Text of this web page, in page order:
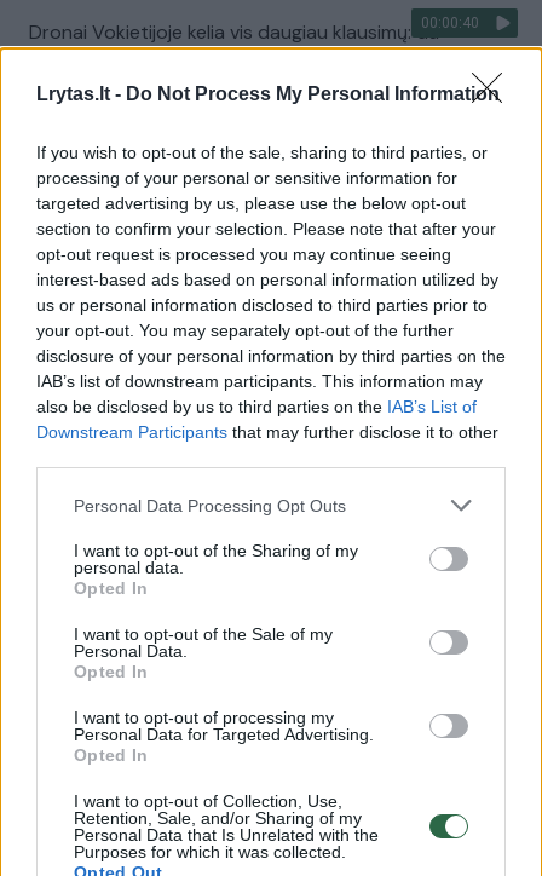
Lrytas.lt - Do Not Process My Personal Information
If you wish to opt-out of the sale, sharing to third parties, or
processing of your personal or sensitive information for
targeted advertising by us, please use the below opt-out
section to confirm your selection. Please note that after your
opt-out request is processed you may continue seeing
interest-based ads based on personal information utilized by
us or personal information disclosed to third parties prior to
your opt-out. You may separately opt-out of the further
disclosure of your personal information by third parties on the
IAB’s list of downstream participants. This information may
also be disclosed by us to third parties on the IAB’s List of
Downstream Participants that may further disclose it to other
Personal Data Processing Opt Outs
I want to opt-out of the Sharing of my
personal data.
Opted In
I want to opt-out of the Sale of my
Personal Data.
Opted In
I want to opt-out of processing my
Personal Data for Targeted Advertising.
Opted In
I want to opt-out of Collection, Use,
Retention, Sale, and/or Sharing of my
Personal Data that Is Unrelated with the
Purposes for which it was collected.
00:00:40
Dronai Vokietijoje kelia vis daugiau klausimų: du
Žinios | Pasaulis
Visi įrašai
Žiūrimiausi įrašai
00:00:30
Vaizdai iš tragiškos avarijos Vilniaus r.: dviejų moterų ir
vaiko gyvybių išgelbėti nepavyko
32 laipsnių šilumos
V. Zalužno pasisakymą laiko bandymu įsitvirtinti
Ukrainos politikoje: jis yra neteisus
Laidos | Nauja diena
00:05:25
K. Prunskienės brolis prisiminė jaudinančią akimirką
prieš mirtį: „Tai buvo simbolinis mūsų pagerbimo